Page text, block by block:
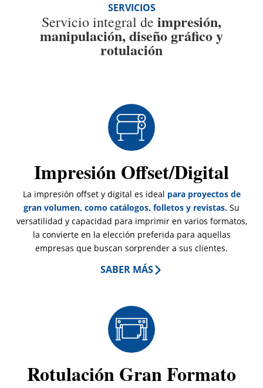
SERVICIOS
Servicio integral de impresión,
manipulación, diseño gráfico y
rotulación
Impresión Offset/Digital
La impresión offset y digital es ideal para proyectos de
gran volumen, como catálogos, folletos y revistas. Su
versatilidad y capacidad para imprimir en varios formatos,
la convierte en la elección preferida para aquellas
empresas que buscan sorprender a sus clientes.
SABER MÁS
Rotulación Gran Formato